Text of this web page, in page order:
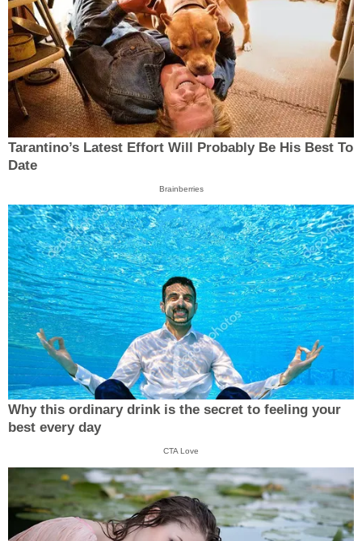
Tarantino’s Latest Effort Will Probably Be His Best To
Date
Brainberries
Why this ordinary drink is the secret to feeling your
best every day
CTA Love